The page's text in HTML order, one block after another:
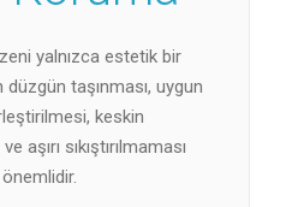
yalnızca estetik bir
taşınması, uygun
keskin
aşırı sıkıştırılmaması